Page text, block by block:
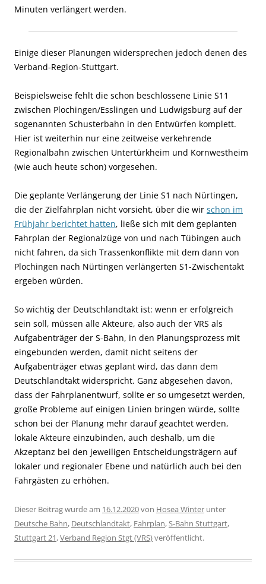
Minuten verlängert werden.
Einige dieser Planungen widersprechen jedoch denen des
Verband-Region-Stuttgart.
Beispielsweise fehlt die schon beschlossene Linie S11
zwischen Plochingen/Esslingen und Ludwigsburg auf der
sogenannten Schusterbahn in den Entwürfen komplett.
Hier ist weiterhin nur eine zeitweise verkehrende
Regionalbahn zwischen Untertürkheim und Kornwestheim
(wie auch heute schon) vorgesehen.
Die geplante Verlängerung der Linie S1 nach Nürtingen,
die der Zielfahrplan nicht vorsieht, über die wir schon im
Frühjahr berichtet hatten, ließe sich mit dem geplanten
Fahrplan der Regionalzüge von und nach Tübingen auch
nicht fahren, da sich Trassenkonflikte mit dem dann von
Plochingen nach Nürtingen verlängerten S1-Zwischentakt
ergeben würden.
So wichtig der Deutschlandtakt ist: wenn er erfolgreich
sein soll, müssen alle Akteure, also auch der VRS als
Aufgabenträger der S-Bahn, in den Planungsprozess mit
eingebunden werden, damit nicht seitens der
Aufgabenträger etwas geplant wird, das dann dem
Deutschlandtakt widerspricht. Ganz abgesehen davon,
dass der Fahrplanentwurf, sollte er so umgesetzt werden,
große Probleme auf einigen Linien bringen würde, sollte
schon bei der Planung mehr darauf geachtet werden,
lokale Akteure einzubinden, auch deshalb, um die
Akzeptanz bei den jeweiligen Entscheidungsträgern auf
lokaler und regionaler Ebene und natürlich auch bei den
Fahrgästen zu erhöhen.
Dieser Beitrag wurde am 16.12.2020von Hosea Winter unter
Deutsche Bahn, Deutschlandtakt, Fahrplan,S-Bahn Stuttgart,
Stuttgart 21,Verband Region Stgt (VRS)veröffentlicht.